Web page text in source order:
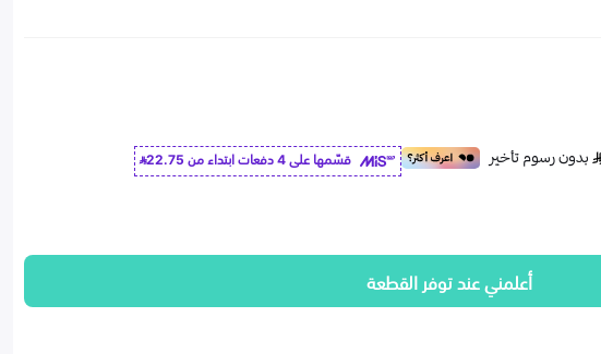
قسّمها على 4 دفعات ابتداء من
22.75
أعلمني عند توفر القطعة